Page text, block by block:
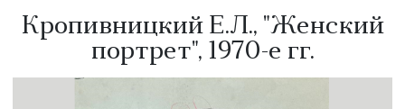
​Кропивницкий Е.Л., "Женский
портрет", 1970-е гг.